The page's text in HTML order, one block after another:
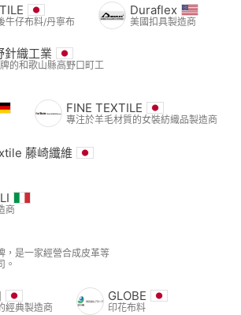
牛仔布料/丹寧布
Duraflex
美國扣具製造商
織工業
的和歌山縣高野口町工
FINE TEXTILE
專注於羊毛材質的女裝紡織品製造商
藤崎纖維
商
，是一家經營合成皮革等
。
經典製造商
GLOBE
印花布料